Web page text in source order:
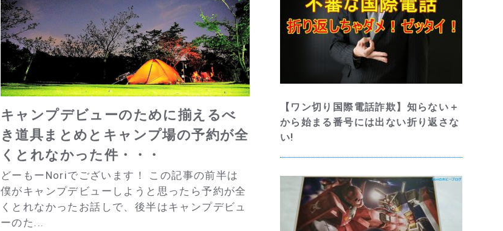
キャンプデビューのために揃えるべ
き道具まとめとキャンプ場の予約が全
くとれなかった件・・・
どーもーNoriでございます！ この記事の前半は
僕がキャンプデビューしようと思ったら予約が全
くとれなかったお話しで、後半はキャンプデビュ
ーのた...
【ワン切り国際電話詐欺】知らない＋
から始まる番号には出ない折り返さな
い!